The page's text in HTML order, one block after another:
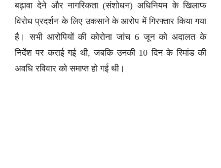
बढ़ावा देने और नागरिकता (संशोधन) अधिनियम के खिलाफ
विरोध प्रदर्शन के लिए उकसाने के आरोप में गिरफ्तार किया गया
है। सभी आरोपियों की कोरोना जांच 6 जून को अदालत के
निर्देश पर कराई गई थी, जबकि उनकी 10 दिन के रिमांड की
अवधि रविवार को समाप्त हो गई थी।